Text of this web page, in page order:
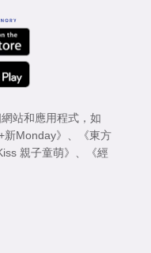
站和應用程式，如
新Monday》 、
《東方
親子童萌》 、
《經